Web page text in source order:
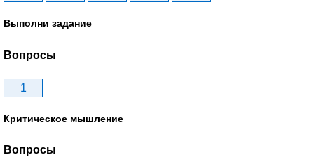
Выполни задание
Вопросы
1
Критическое мышление
Вопросы